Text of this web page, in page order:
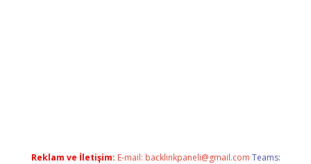
Reklam ve İletişim: E-mail: backlinkpaneli@gmail.com Teams: